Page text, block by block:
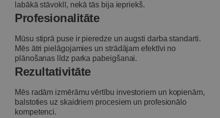
labākā stāvoklī, nekā tās bija iepriekš.
Profesionalitāte
Mūsu stiprā puse ir pieredze un augsti darba standarti.
Mēs ātri pielāgojamies un strādājam efektīvi no
plānošanas līdz parka pabeigšanai.
Rezultativitāte
Mēs radām izmērāmu vērtību investoriem un kopienām,
balstoties uz skaidriem procesiem un profesionālo
kompetenci.